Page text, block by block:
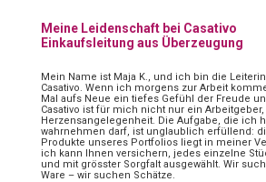
Meine Leidenschaft bei Casativo
Einkaufsleitung aus Überzeugung
Mein Name ist Maja K., und ich bin die
Casativo. Wenn ich morgens zur Arbeit
Mal aufs Neue ein tiefes Gefühl der Freude
Casativo ist für mich nicht nur ein
Herzensangelegenheit. Die Aufgabe, die ich
wahrnehmen darf, ist unglaublich erfüllend:
Produkte unseres Portfolios liegt in meiner
ich kann Ihnen versichern, jedes einzelne
und mit grösster Sorgfalt ausgewählt. Wir
Ware – wir suchen Schätze.